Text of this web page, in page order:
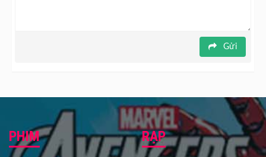
Gửi
PHIM RẠP